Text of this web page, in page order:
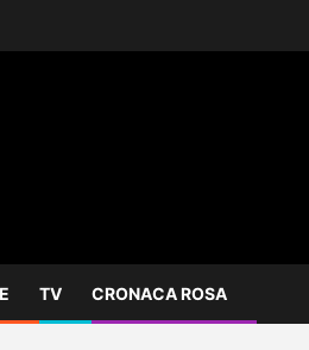
TV CRONACA ROSA